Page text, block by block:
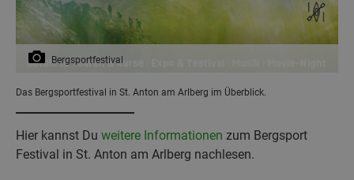
Bergsportfestival
Das Bergsportfestival in St. Anton am Arlberg im Überblick.
Hier kannst Du weitere Informationen zum Bergsport
Festival in St. Anton am Arlberg nachlesen.